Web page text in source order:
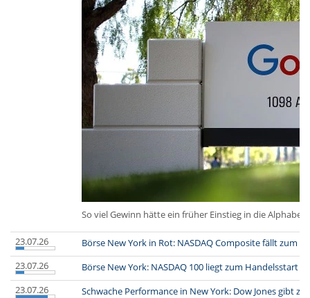
So viel Gewinn hätte ein früher Einstieg in die Alphabet
23.07.26
Börse New York in Rot: NASDAQ Composite fällt zum
23.07.26
Börse New York: NASDAQ 100 liegt zum Handelsstart
23.07.26
Schwache Performance in New York: Dow Jones gibt